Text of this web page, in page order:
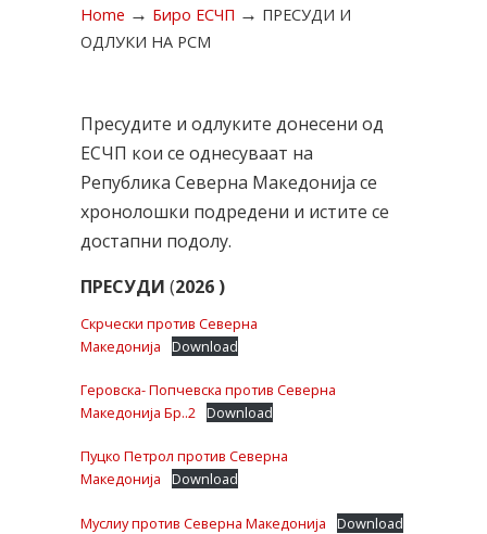
Home → Биро ЕСЧП → ПРЕСУДИ И
ОДЛУКИ НА РСМ
Пресудите и одлуките донесени од
ЕСЧП кои се однесуваат на
Република Северна Македонија се
хронолошки подредени и истите се
достапни подолу.
ПРЕСУДИ (2026 )
Скрчески против Северна
Македонија
Download
Геровска- Попчевска против Северна
Македонија Бр..2 Download
Пуцко Петрол против Северна
Македонија
Download
Муслиу против Северна Македонија Download